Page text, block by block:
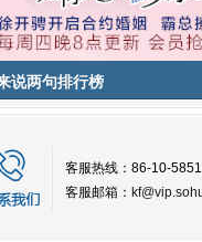
说两句排行榜
客服热线：86-10-
客服邮箱：